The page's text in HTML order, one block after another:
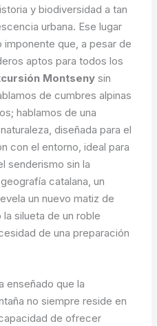
y biodiversidad a tan
urbana. Ese lugar
imponente que, a pesar de
aptos para todos los
Montseny sin
de cumbres alpinas
hablamos de una
diseñada para el
con el entorno, ideal para
senderismo sin la
catalana, un
un nuevo matiz de
silueta de un roble
de una preparación
enseñado que la
no siempre reside en
de ofrecer